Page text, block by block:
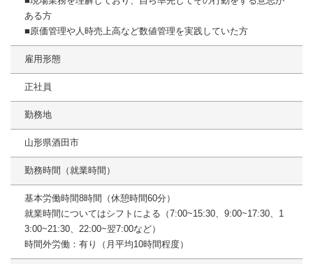
ある方
■原価管理や人時売上高など数値管理を実践していた方
雇用形態
正社員
勤務地
山形県酒田市
勤務時間（就業時間）
基本労働時間8時間（休憩時間60分）
就業時間についてはシフトによる（7:00~15:30、9:00~17:30、1
3:00~21:30、22:00~翌7:00など）
時間外労働：有り（月平均10時間程度）